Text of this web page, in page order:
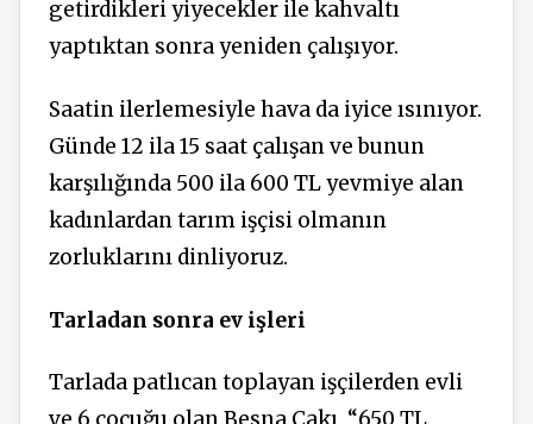
getirdikleri yiyecekler ile kahvaltı
yaptıktan sonra yeniden çalışıyor.
Saatin ilerlemesiyle hava da iyice ısınıyor.
Günde 12 ila 15 saat çalışan ve bunun
karşılığında 500 ila 600 TL yevmiye alan
kadınlardan tarım işçisi olmanın
zorluklarını dinliyoruz.
Tarladan sonra ev işleri
Tarlada patlıcan toplayan işçilerden evli